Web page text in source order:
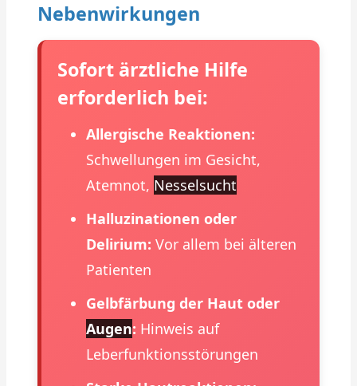
Nebenwirkungen
Sofort ärztliche Hilfe
erforderlich bei:
Allergische Reaktionen:
Schwellungen im Gesicht,
Atemnot, Nesselsucht
Halluzinationen oder
Delirium: Vor allem bei älteren
Patienten
Gelbfärbung der Haut oder
Augen: Hinweis auf
Leberfunktionsstörungen